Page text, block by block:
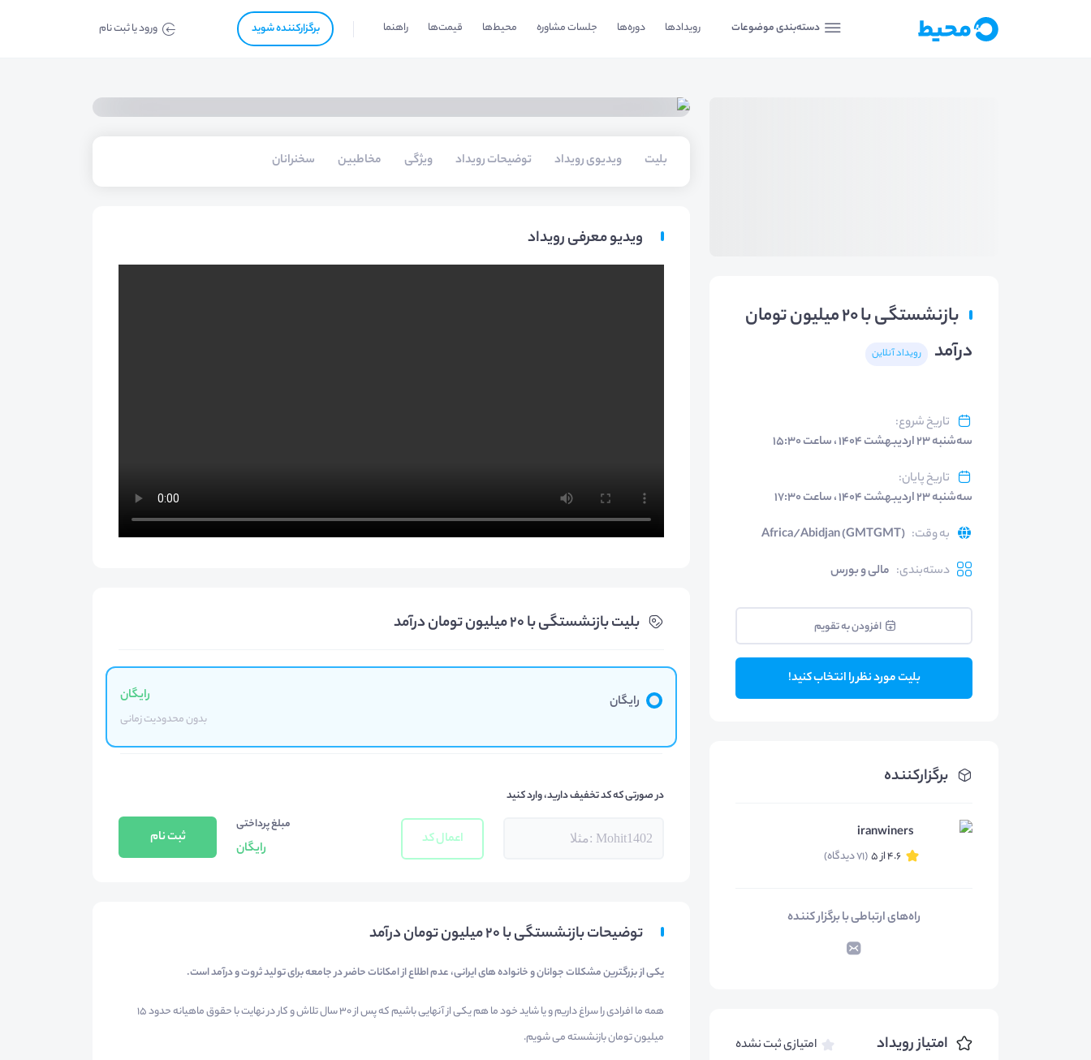
دسته‌بندی موضوعات رویدادها دوره‌ها جلسات مشاوره محیط‌ها قیمت‌ها راهنما برگزار‌‌کننده شوید ورود یا ثبت نام
بازنشستگی با 20 میلیون تومان
درآمد
رویداد آنلاین
تاریخ شروع:
سه‌شنبه ۲۳ اردیبهشت ۱۴۰۴ ، ساعت ۱۵:۳۰
تاریخ پایان:
سه‌شنبه ۲۳ اردیبهشت ۱۴۰۴ ، ساعت ۱۷:۳۰
به وقت:
Africa/Abidjan (GMTGMT)
دسته‌بندی: مالی و بورس
افزودن به تقویم
بلیت مورد نظر را انتخاب کنید!
برگزارکننده
iranwiners
4.6 از 5 (71 دیدگاه)
راه‌های ارتباطی با برگزار کننده
امتیاز رویداد امتیازی ثبت نشده
بلیت‌ ویدیوی رویداد توضیحات رویداد ویژگی مخاطبین سخنرانان
ویدیو معرفی رویداد
بلیت‌ بازنشستگی با 20 میلیون تومان درآمد
رایگان رایگان
بدون محدودیت زمانی
در صورتی که کد تخفیف دارید، وارد کنید
اعمال کد
مبلغ پرداختی
رایگان
ثبت نام
توضیحات بازنشستگی با 20 میلیون تومان درآمد
یکی از بزرگترین مشکلات جوانان و خانواده های ایرانی، عدم اطلاع از امکانات حاضر در جامعه برای تولید ثروت و درآمد است.
همه ما افرادی را سراغ داریم و یا شاید خود ما هم یکی از آنهایی باشیم که پس از 30 سال تلاش و کار در نهایت با حقوق ماهیانه حدود 15
میلیون تومان بازنشسته می شویم.